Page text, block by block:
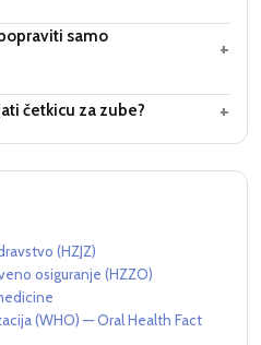
samo
+
četkicu za zube? +
(HZJZ)
osiguranje (HZZO)
(WHO) — Oral Health Fact